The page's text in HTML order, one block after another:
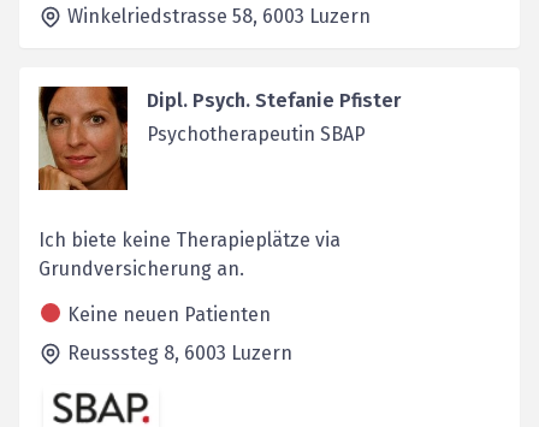
Winkelriedstrasse 58, 6003 Luzern
Dipl. Psych. Stefanie Pfister
Psychotherapeutin SBAP
Ich biete keine Therapieplätze via
Grundversicherung an.
Keine neuen Patienten
Reusssteg 8, 6003 Luzern